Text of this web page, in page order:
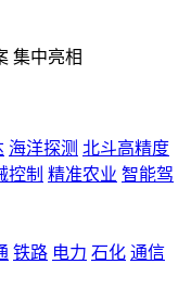
集中亮相
海洋探测 北斗高精度
控制 精准农业 智能驾
铁路 电力 石化 通信